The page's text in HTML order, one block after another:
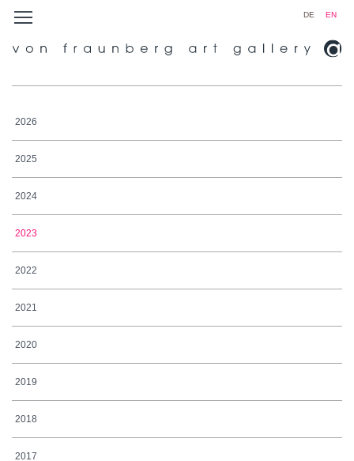
DE EN
2026
2025
2024
2023
2022
2021
2020
2019
2018
2017